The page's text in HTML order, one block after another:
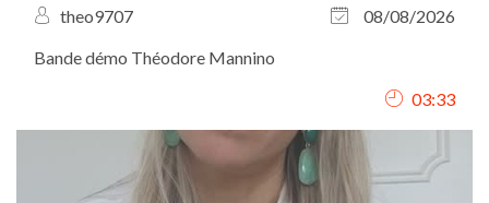
theo9707
08/08/2026
Bande démo Théodore Mannino
03:33